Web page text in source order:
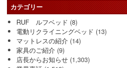
カテゴリー
RUF ルフベッド (8)
電動リクライニングベッド (13)
マットレスの紹介 (14)
家具のご紹介 (9)
店長からお知らせ (1,303)